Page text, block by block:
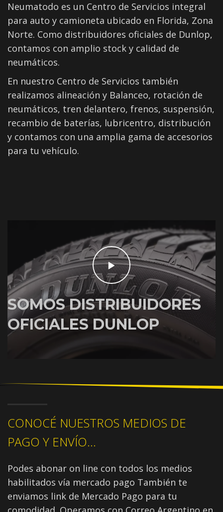
Neumatodo es un Centro de Servicios integral
para auto y camioneta ubicado en Florida, Zona
Norte. Como distribuidores oficiales de Dunlop,
contamos con amplio stock y calidad de
neumáticos.
En nuestro Centro de Servicios también
realizamos alineación y Balanceo, rotación de
neumáticos, tren delantero, frenos, suspensión,
recambio de baterías, lubricentro, distribución
y contamos con una amplia gama de accesorios
para tu vehículo.
SOMOS DISTRIBUIDORES
OFICIALES DUNLOP
CONOCÉ NUESTROS MEDIOS DE
PAGO Y ENVÍO...
Podes abonar on line con todos los medios
habilitados vía mercado pago También te
enviamos link de Mercado Pago para tu